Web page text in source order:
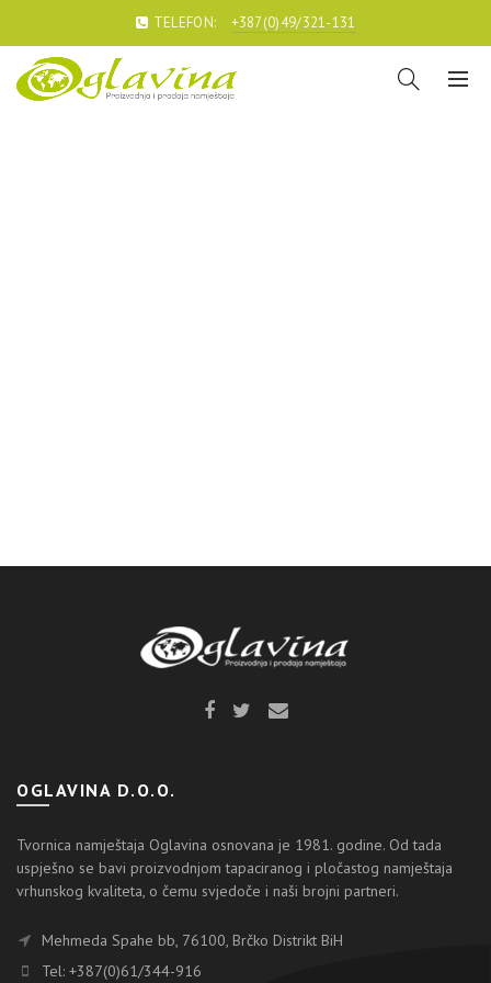
TELEFON: +387(0)49/321-131
OGLAVINA D.O.O.
Tvornica namještaja Oglavina osnovana je 1981. godine. Od tada
uspješno se bavi proizvodnjom tapaciranog i pločastog namještaja
vrhunskog kvaliteta, o čemu svjedoče i naši brojni partneri.
Mehmeda Spahe bb, 76100, Brčko Distrikt BiH
Tel: +387(0)61/344-916